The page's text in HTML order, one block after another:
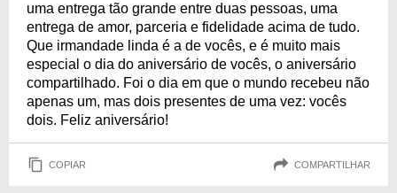
uma entrega tão grande entre duas pessoas, uma
entrega de amor, parceria e fidelidade acima de tudo.
Que irmandade linda é a de vocês, e é muito mais
especial o dia do aniversário de vocês, o aniversário
compartilhado. Foi o dia em que o mundo recebeu não
apenas um, mas dois presentes de uma vez: vocês
dois. Feliz aniversário!
COPIAR COMPARTILHAR